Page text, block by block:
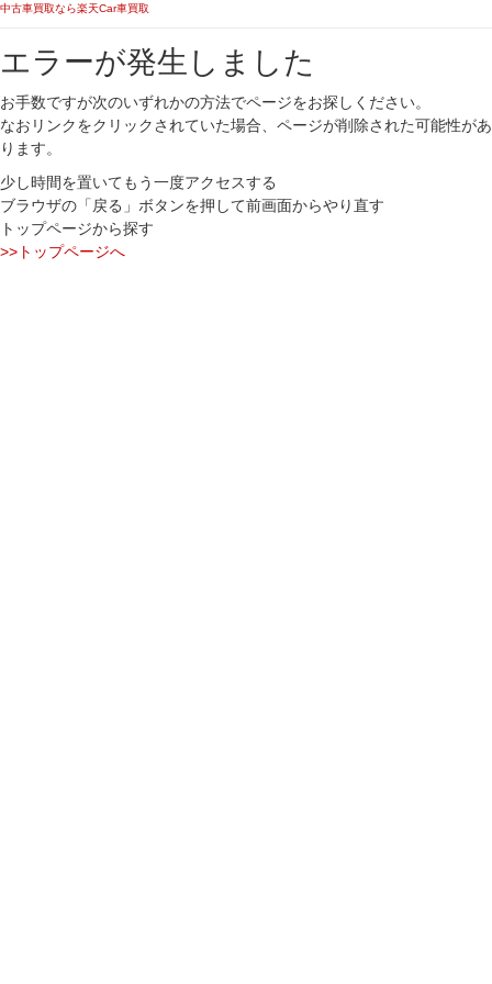
中古車買取なら楽天Car車買取
エラーが発生しました
お手数ですが次のいずれかの方法でページをお探しください。
なおリンクをクリックされていた場合、ページが削除された可能性があ
ります。
少し時間を置いてもう一度アクセスする
ブラウザの「戻る」ボタンを押して前画面からやり直す
トップページから探す
>>トップページへ